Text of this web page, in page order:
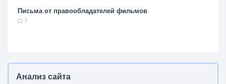
Письма от правообладателей фильмов
7
Анализ сайта